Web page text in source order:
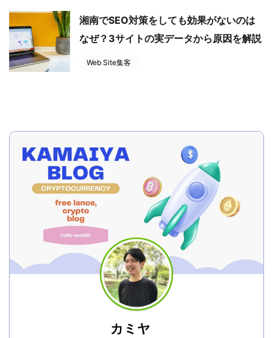
湘南でSEO対策をしても効果がないのは
なぜ？3サイトの実データから原因を解説
Web Site集客
カミヤ